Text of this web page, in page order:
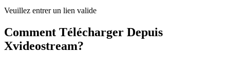
Veuillez entrer un lien valide
Comment Télécharger Depuis
Xvideostream?